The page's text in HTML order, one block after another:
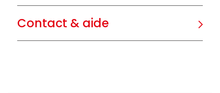
Contact & aide